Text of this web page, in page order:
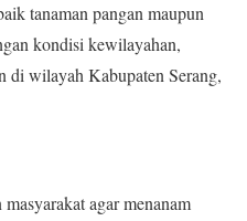
tanaman pangan maupun
kondisi kewilayahan,
di wilayah Kabupaten Serang,
agar menanam